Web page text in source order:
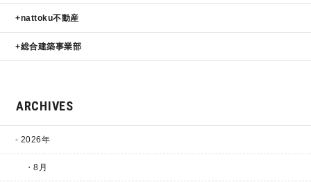
nattoku不動産
総合建築事業部
ARCHIVES
2026年
・8月